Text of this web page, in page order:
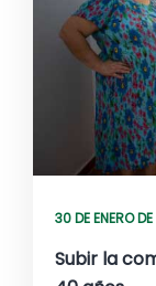
30 DE ENERO
Subir la